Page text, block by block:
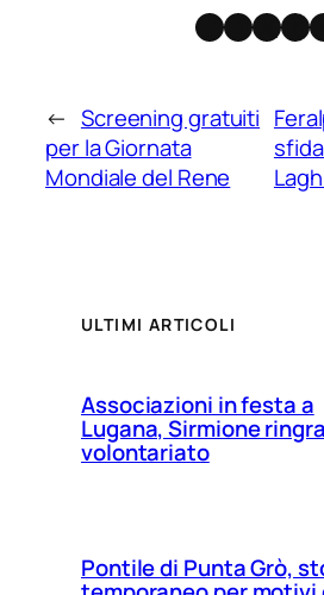
Facebook
X
← Screening gratuiti
per la Giornata
Mondiale del Rene
ULTIMI ARTICOLI
Associazioni in festa a
Lugana, Sirmione
volontariato
Pontile di Punta Grò,